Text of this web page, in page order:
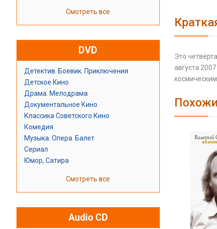
Смотреть все
DVD
Детектив. Боевик. Приключения
Детское Кино
Драма. Мелодрама
Документальное Кино
Классика Советского Кино
Комедия
Музыка. Опера. Балет
Сериал
Юмор, Сатира
Смотреть все
Audio CD
Это
августа